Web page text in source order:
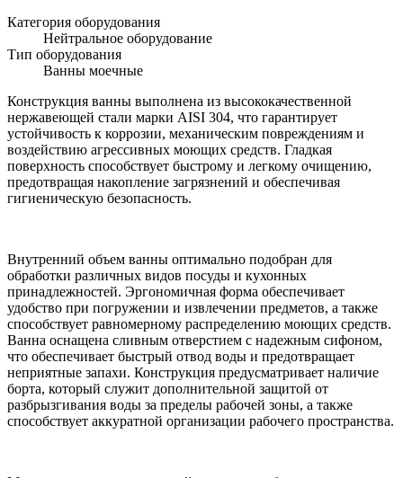
Категория оборудования
Нейтральное оборудование
Тип оборудования
Ванны моечные
Конструкция ванны выполнена из высококачественной
нержавеющей стали марки AISI 304, что гарантирует
устойчивость к коррозии, механическим повреждениям и
воздействию агрессивных моющих средств. Гладкая
поверхность способствует быстрому и легкому очищению,
предотвращая накопление загрязнений и обеспечивая
гигиеническую безопасность.
Внутренний объем ванны оптимально подобран для
обработки различных видов посуды и кухонных
принадлежностей. Эргономичная форма обеспечивает
удобство при погружении и извлечении предметов, а также
способствует равномерному распределению моющих средств.
Ванна оснащена сливным отверстием с надежным сифоном,
что обеспечивает быстрый отвод воды и предотвращает
неприятные запахи. Конструкция предусматривает наличие
борта, который служит дополнительной защитой от
разбрызгивания воды за пределы рабочей зоны, а также
способствует аккуратной организации рабочего пространства.